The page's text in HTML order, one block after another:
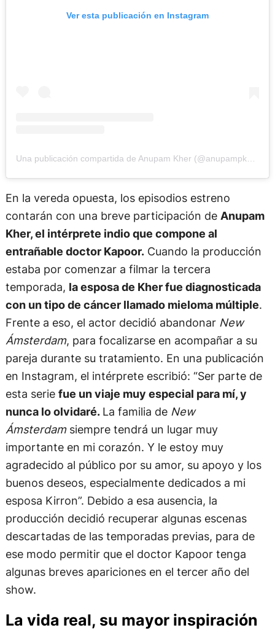
Ver esta publicación en Instagram
Una publicación compartida de Anupam Kher (@anupampkher)
En la vereda opuesta, los episodios estreno
contarán con una breve participación de Anupam
Kher, el intérprete indio que compone al
entrañable doctor Kapoor.Cuando la producción
estaba por comenzar a filmar la tercera
temporada, la esposa de Kher fue diagnosticada
con un tipo de cáncer llamado mieloma múltiple.
Frente a eso, el actor decidió abandonar New
Ámsterdam, para focalizarse en acompañar a su
pareja durante su tratamiento. En una publicación
en Instagram, el intérprete escribió: “Ser parte de
esta serie fue un viaje muy especial para mí, y
nunca lo olvidaré. La familia de New
Ámsterdamsiempre tendrá un lugar muy
importante en mi corazón. Y le estoy muy
agradecido al público por su amor, su apoyo y los
buenos deseos, especialmente dedicados a mi
esposa Kirron”. Debido a esa ausencia, la
producción decidió recuperar algunas escenas
descartadas de las temporadas previas, para de
ese modo permitir que el doctor Kapoor tenga
algunas breves apariciones en el tercer año del
show.
La vida real, su mayor inspiración